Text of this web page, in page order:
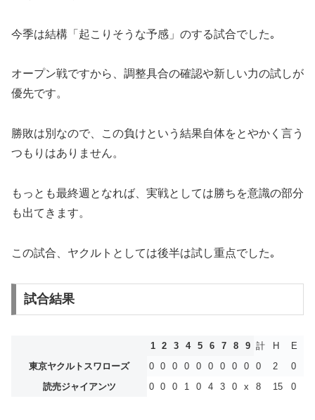
今季は結構「起こりそうな予感」のする試合でした｡
オープン戦ですから、調整具合の確認や新しい力の試しが
優先です。
勝敗は別なので、この負けという結果自体をとやかく言う
つもりはありません。
もっとも最終週となれば、実戦としては勝ちを意識の部分
も出てきます。
この試合、ヤクルトとしては後半は試し重点でした｡
試合結果
1 2 3 4 5 6 7 8 9 計 H
E
東京ヤクルトスワローズ
0 0 0 0 0 0 0 0 0 0 2
0
読売ジャイアンツ
0 0 0 1 0 4 3 0 x 8 15 0